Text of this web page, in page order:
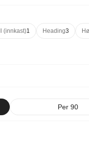
(innkast)1 Heading3
Per 90